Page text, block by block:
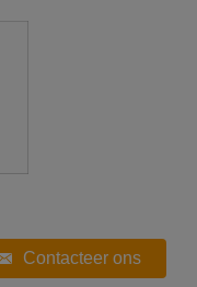
Contacteer ons